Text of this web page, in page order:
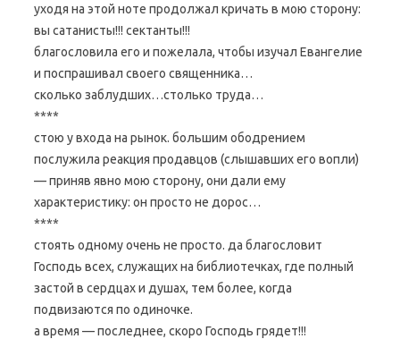
уходя на этой ноте продолжал кричать в мою сторону:
вы сатанисты!!! сектанты!!!
благословила его и пожелала, чтобы изучал Евангелие
и поспрашивал своего священника…
сколько заблудших…столько труда…
****
стою у входа на рынок. большим ободрением
послужила реакция продавцов (слышавших его вопли)
— приняв явно мою сторону, они дали ему
характеристику: он просто не дорос…
****
стоять одному очень не просто. да благословит
Господь всех, служащих на библиотечках, где полный
застой в сердцах и душах, тем более, когда
подвизаются по одиночке.
а время — последнее, скоро Господь грядет!!!